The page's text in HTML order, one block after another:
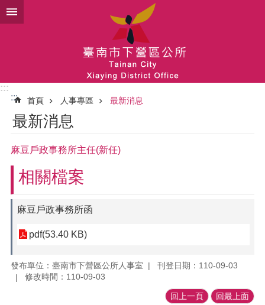
跳到主要內容區塊
:::
:::
首頁 人事專區 最新消息
最新消息
麻豆戶政事務所主任(新任)
相關檔案
麻豆戶政事務所函
pdf(53.40 KB)
發布單位：臺南市下營區公所人事室
刊登日期：110-09-03
修改時間：110-09-03
回上一頁 回最上面